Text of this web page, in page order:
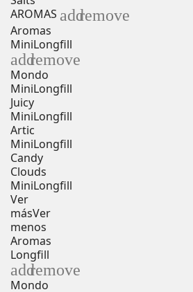
AROMAS addremove
Aromas
MiniLongfill
addremove
Mondo
MiniLongfill
Juicy
MiniLongfill
Artic
MiniLongfill
Candy
Clouds
MiniLongfill
Ver
másVer
menos
Aromas
Longfill
addremove
Mondo